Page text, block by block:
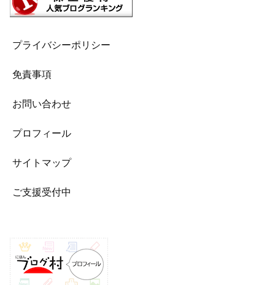
プライバシーポリシー
免責事項
お問い合わせ
プロフィール
サイトマップ
ご支援受付中